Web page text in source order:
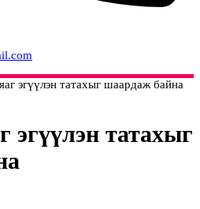
эгүүлэн татахыг шаардаж байна
эгүүлэн татахыг